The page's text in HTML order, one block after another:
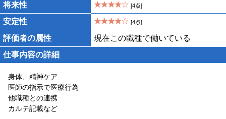
将来性 [4点]
安定性 [4点]
評価者の属性
現在この職種で働いている
仕事内容の詳細
身体、精神ケア
医師の指示で医療行為
他職種との連携
カルテ記載など